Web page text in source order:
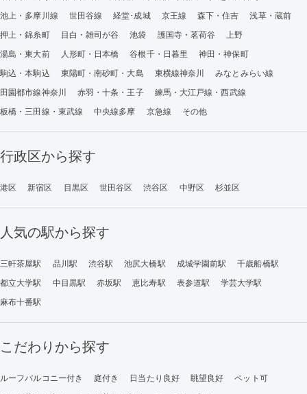
池上・多摩川線
世田谷線 経堂･成城 京王線 森下・住吉
浅草・蔵前
押上・錦糸町
目白・雑司が谷 池袋 護国寺・茗荷谷
上野
湯島・東大前
人形町・日本橋 谷根千・日暮里
神田・神保町
駒込・本駒込
東陽町・南砂町・大島 東横線神奈川
みなとみらい線
田園都市線神奈川
赤羽・十条・王子
練馬・大江戸線・西武線
板橋・三田線・東武線
中央線多摩 京急線 その他
行政区から探す
港区 新宿区 目黒区 世田谷区 渋谷区 中野区 杉並区
人気の駅から探す
三軒茶屋駅 品川駅 渋谷駅 池尻大橋駅 成城学園前駅
千歳船橋駅
都立大学駅
中目黒駅 赤坂駅 恵比寿駅 表参道駅
学芸大学駅
麻布十番駅
こだわりから探す
ルーフバルコニー付き 庭付き 日当たり良好 眺望良好
ペット可